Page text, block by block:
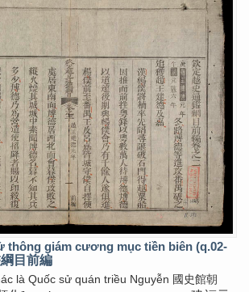
thông giám cương mục tiền biên (q.02-
目前編
là Quốc sử quán triều Nguyễn 國史館朝